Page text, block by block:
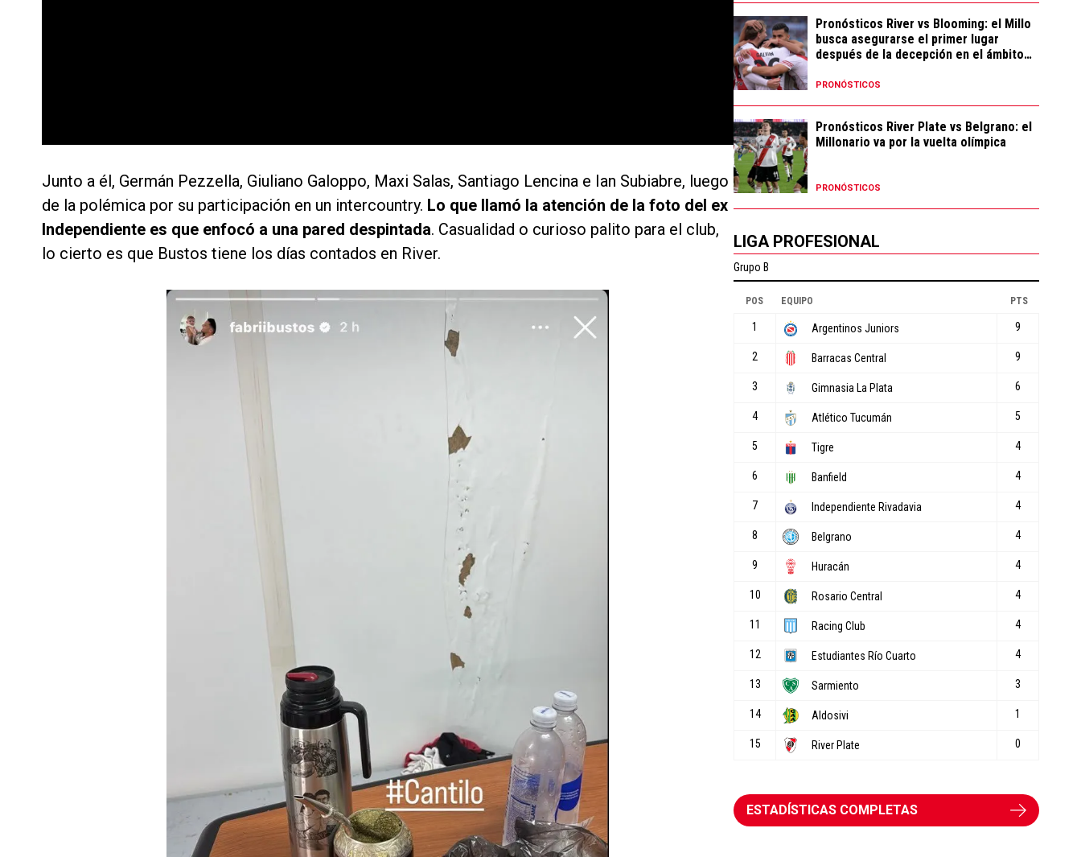
Junto a él, Germán Pezzella, Giuliano Galoppo, Maxi Salas, Santiago Lencina e Ian Subiabre, luego
de la polémica por su participación en un intercountry. Lo que llamó la atención de la foto del ex
Independiente es que enfocó a una pared despintada. Casualidad o curioso palito para el club,
lo cierto es que Bustos tiene los días contados en River.
Pronósticos River vs Blooming: el Millo
busca asegurarse el primer lugar
después de la decepción en el ámbito
PRONÓSTICOS
Pronósticos River Plate vs Belgrano: el
Millonario va por la vuelta olímpica
PRONÓSTICOS
LIGA PROFESIONAL
ESTADÍSTICAS COMPLETAS